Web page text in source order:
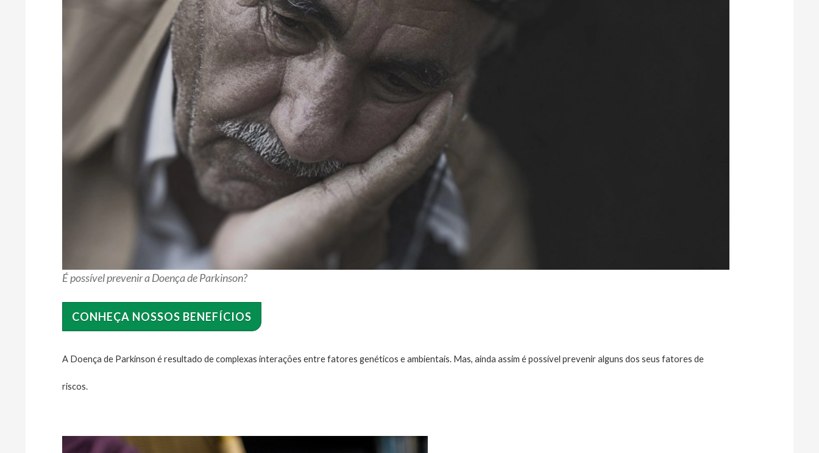
É possível prevenir a Doença de Parkinson?
CONHEÇA NOSSOS BENEFÍCIOS
A Doença de Parkinson é resultado de complexas interações entre fatores genéticos e ambientais. Mas, ainda assim é possível prevenir alguns dos seus fatores de
riscos.